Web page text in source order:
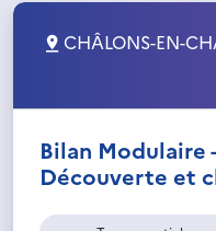
CHÂLONS-EN-
Bilan Modulaire
Découverte et